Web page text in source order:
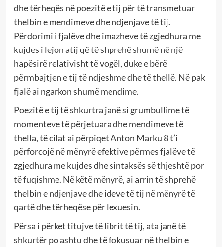
dhe tërheqës në poezitë e tij për të transmetuar
thelbin e mendimeve dhe ndjenjave të tij.
Përdorimi i fjalëve dhe imazheve të zgjedhura me
kujdes i lejon atij që të shprehë shumë në një
hapësirë relativisht të vogël, duke e bërë
përmbajtjen e tij të ndjeshme dhe të thellë. Në pak
fjalë ai ngarkon shumë mendime.
Poezitë e tij të shkurtra janë si grumbullime të
momenteve të përjetuara dhe mendimeve të
thella, të cilat ai përpiqet Anton Marku 8 t’i
përforcojë në mënyrë efektive përmes fjalëve të
zgjedhura me kujdes dhe sintaksës së thjeshtë por
të fuqishme. Në këtë mënyrë, ai arrin të shprehë
thelbin e ndjenjave dhe ideve të tij në mënyrë të
qartë dhe tërheqëse për lexuesin.
Përsa i përket titujve të librit të tij, ata janë të
shkurtër po ashtu dhe të fokusuar në thelbin e